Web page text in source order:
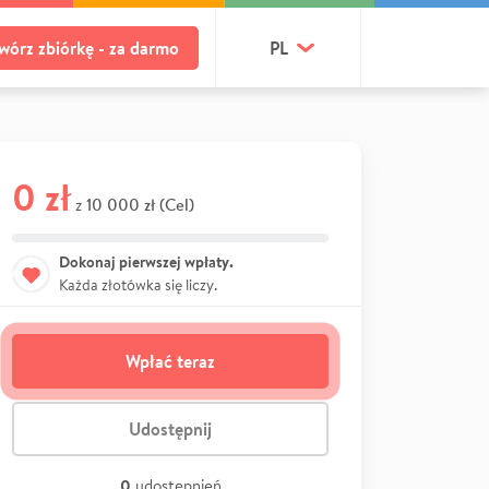
zbiórkę - za darmo PL
0 zł z 10 000 zł (Cel)
Dokonaj pierwszej wpłaty.
Każda złotówka się liczy.
Wpłać teraz
Udostępnij